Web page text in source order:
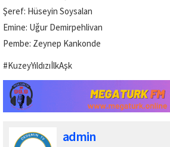
Şeref: Hüseyin Soysalan
Emine: Uğur Demirpehlivan
Pembe: Zeynep Kankonde
#KuzeyYıldızıİlkAşk
admin